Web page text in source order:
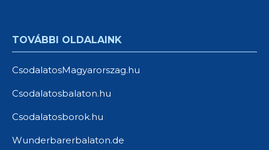
TOVÁBBI OLDALAINK
CsodalatosMagyarorszag.hu
Csodalatosbalaton.hu
Csodalatosborok.hu
Wunderbarerbalaton.de